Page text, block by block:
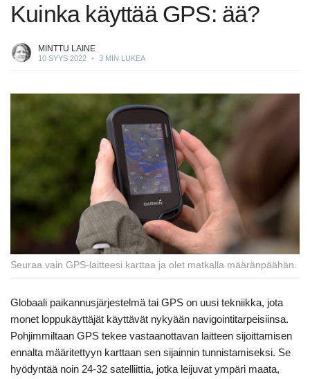
Kuinka käyttää GPS: ää?
MINTTU LAINE
10 SYYS 2022 • 3 MIN LUKEA
Seuraa vain GPS-laitteesi karttaa ja olet matkalla määränpäähän.
Globaali paikannusjärjestelmä tai GPS on uusi tekniikka, jota
monet loppukäyttäjät käyttävät nykyään navigointitarpeisiinsa.
Pohjimmiltaan GPS tekee vastaanottavan laitteen sijoittamisen
ennalta määritettyyn karttaan sen sijainnin tunnistamiseksi. Se
hyödyntää noin 24-32 satelliittia, jotka leijuvat ympäri maata,